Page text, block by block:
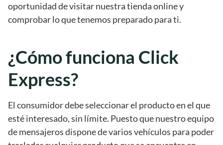
oportunidad de visitar nuestra tienda online y
comprobar lo que tenemos preparado para ti.
¿Cómo funciona Click
Express?
El consumidor debe seleccionar el producto en el que
esté interesado, sin límite. Puesto que nuestro equipo
de mensajeros dispone de varios vehículos para poder